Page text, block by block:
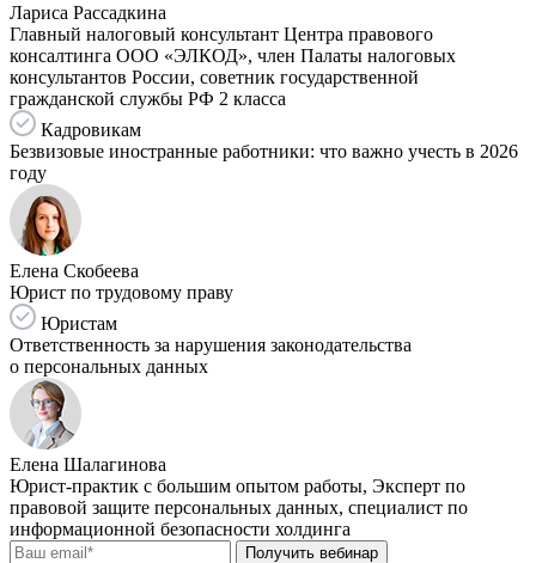
Лариса Рассадкина
Главный налоговый консультант Центра правового
консалтинга ООО «ЭЛКОД», член Палаты налоговых
консультантов России, советник государственной
гражданской службы РФ 2 класса
Кадровикам
Безвизовые иностранные работники: что важно учесть в 2026
году
Елена Скобеева
Юрист по трудовому праву
Юристам
Ответственность за нарушения законодательства
о персональных данных
Елена Шалагинова
Юрист-практик с большим опытом работы, Эксперт по
правовой защите персональных данных, специалист по
информационной безопасности холдинга
Получить вебинар